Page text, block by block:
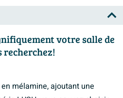
votre salle de
mélamine, ajoutant une